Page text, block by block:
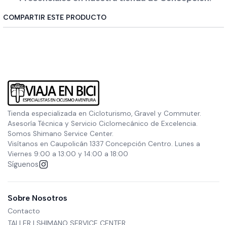
COMPARTIR ESTE PRODUCTO
Tienda especializada en Cicloturismo, Gravel y Commuter.
Asesoría Técnica y Servicio Ciclomecánico de Excelencia.
Somos Shimano Service Center.
Visítanos en Caupolicán 1337 Concepción Centro. Lunes a
Viernes 9:00 a 13:00 y 14:00 a 18:00
Síguenos
Sobre Nosotros
Contacto
TALLER | SHIMANO SERVICE CENTER